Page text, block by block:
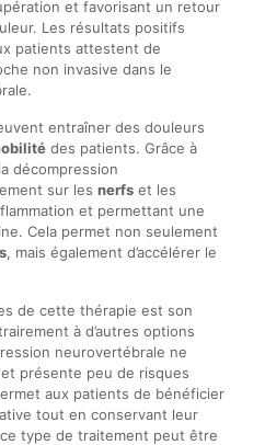
et favorisant un retour
Les résultats positifs
patients attestent de
non invasive dans le
entraîner des douleurs
des patients. Grâce à
décompression
sur les nerfset les
et permettant une
Cela permet non seulement
, mais également d’accélérer le
de cette thérapie est son
à d’autres options
neurovertébrale ne
présente peu de risques
aux patients de bénéficier
tout en conservant leur
type de traitement peut être